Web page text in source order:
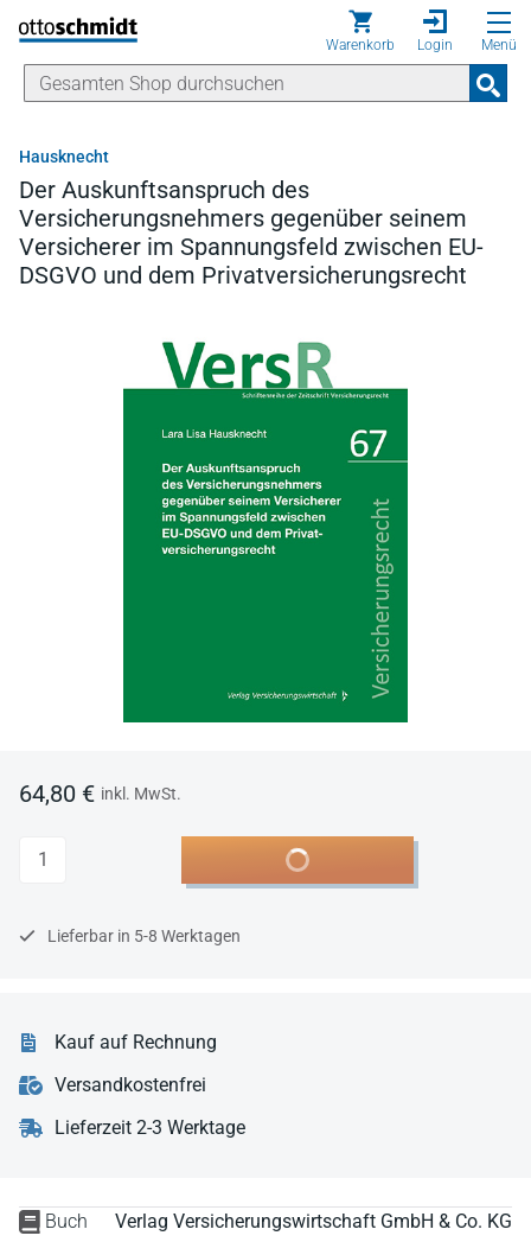
Direkt zum Inhalt
Warenkorb Login Menü
Hausknecht
Der Auskunftsanspruch des
Versicherungsnehmers gegenüber seinem
Versicherer im Spannungsfeld zwischen EU-
DSGVO und dem Privatversicherungsrecht
Buch Verlag Versicherungswirtschaft GmbH & Co. KG
64,80 € inkl. MwSt.
Anzahl In den Warenkorb
Lieferbar in 5-8 Werktagen
Kauf auf Rechnung
Versandkostenfrei
Lieferzeit 2-3 Werktage